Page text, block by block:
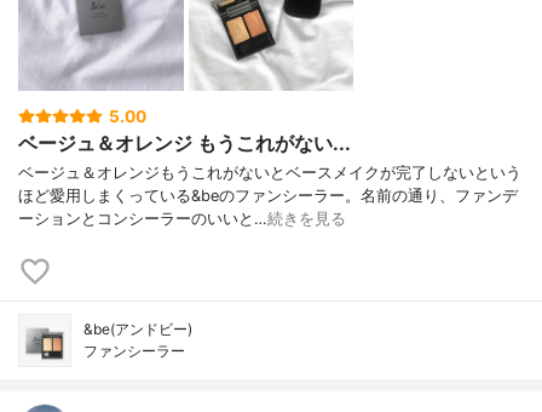
5.00
ベージュ＆オレンジ もうこれがない...
ベージュ＆オレンジもうこれがないとベースメイクが完了しないという
ほど愛用しまくっている&beのファンシーラー。名前の通り、ファンデ
ーションとコンシーラーのいいと…続きを見る
&be(アンドビー)
ファンシーラー